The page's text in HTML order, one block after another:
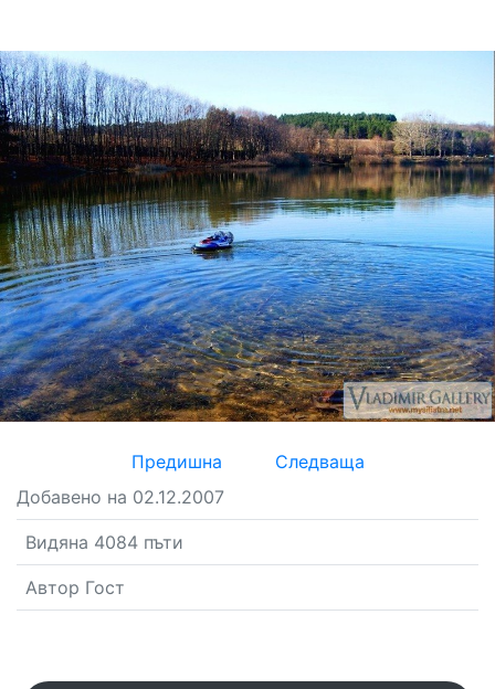
Предишна
Следваща
Добавено на 02.12.2007
Видяна 4084 пъти
Автор Гост